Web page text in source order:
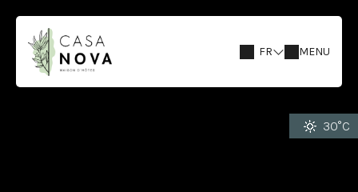
FR MENU
30°C